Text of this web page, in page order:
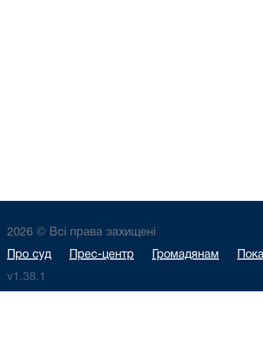
2026 © Всі права захищені
Про суд Прес-центр Громадянам
v1.38.1